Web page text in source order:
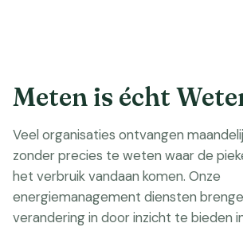
Meten is écht
Veel organisaties ontvangen
zonder precies te weten waar de
het verbruik vandaan komen. Onze
energiemanagement diensten
verandering in door inzicht te bieden